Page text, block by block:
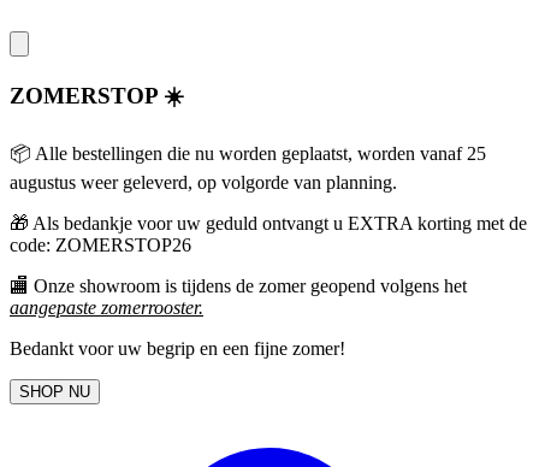
ZOMERSTOP ☀️
📦 Alle bestellingen die nu worden geplaatst, worden vanaf 25
augustus weer geleverd, op volgorde van planning.
🎁 Als bedankje voor uw geduld ontvangt u EXTRA korting met de
code: ZOMERSTOP26
🏬 Onze showroom is tijdens de zomer geopend volgens het
aangepaste zomerrooster.
Bedankt voor uw begrip en een fijne zomer!
SHOP NU